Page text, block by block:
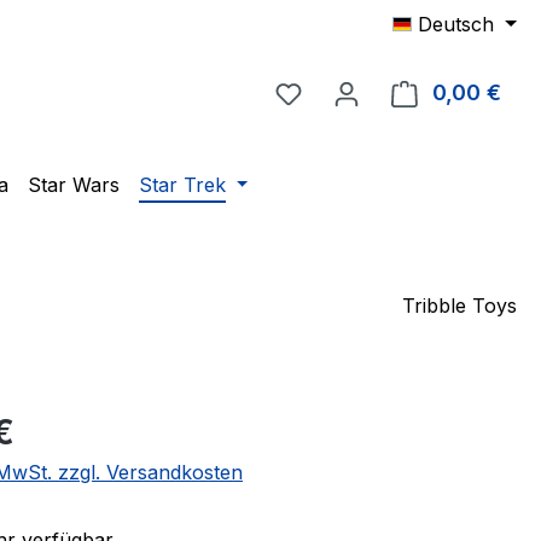
Deutsch
Du hast 0 Produkte auf
0,00 €
Star Wars Star Trek
Tribble Toys
zzgl. Versandkosten